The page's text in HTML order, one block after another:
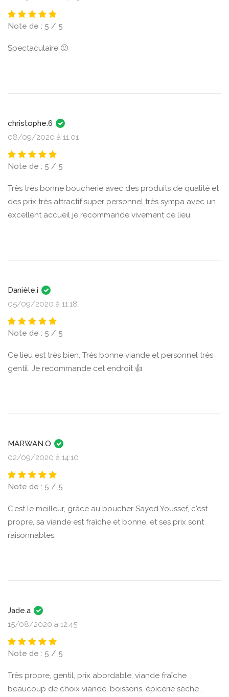
Note de : 5 / 5
Spectaculaire 🙂
christophe.6
08/09/2020 à 11:01
Note de : 5 / 5
Très très bonne boucherie avec des produits de qualité et
des prix très attractif super personnel très sympa avec un
excellent accueil je recommande vivement ce lieu
Danièle.i
05/09/2020 à 11:18
Note de : 5 / 5
Ce lieu est très bien. Très bonne viande et personnel très
gentil. Je recommande cet endroit 👍
MARWAN.O
02/09/2020 à 14:10
Note de : 5 / 5
C'est le meilleur, grâce au boucher Sayed Youssef, c'est
propre, sa viande est fraîche et bonne, et ses prix sont
raisonnables.
Jade.a
15/08/2020 à 12:45
Note de : 5 / 5
Très propre, gentil, prix abordable, viande fraîche
beaucoup de choix viande, boissons, épicerie sèche .